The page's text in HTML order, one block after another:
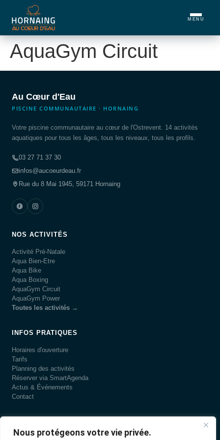
Nous protégeons votre vie privée.
MENU
AquaGym Circuit
Au Cœur d'Eau
PISCINE COMMUNAUTAIRE · HORNAING
Votre piscine communautaire au cœur de l'Ostrevent. 14 activités
aquatiques pour tous les âges, tous les niveaux, tous les profils.
03 27 71 37 30
infos@aucoeurdeau.fr
Rue du 8 Mai 1945, 59171 Hornaing
NOS ACTIVITÉS
Activité Pré-Natale
Aqua Bien-Etre
Aqua Bike
Aqua Boxing
AquaGym Circuit
AquaGym Power
Toutes les activités →
INFOS PRATIQUES
Horaires d'ouverture
Tarifs
Planning des activités
Réserver via SmartAgenda
Actus & Événements
Contact